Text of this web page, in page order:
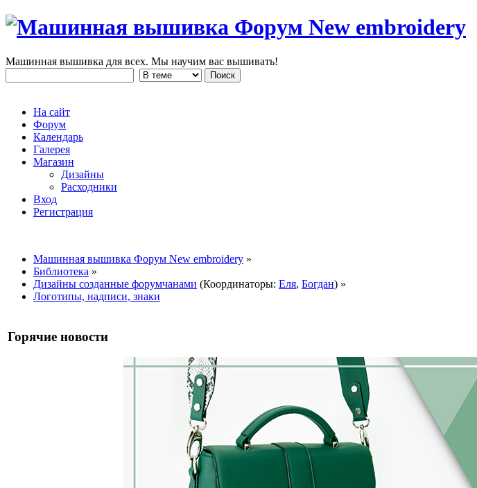
Машинная вышивка для всех. Мы научим вас вышивать!
На сайт
Форум
Календарь
Галерея
Магазин
Дизайны
Расходники
Вход
Регистрация
Машинная вышивка Форум New embroidery »
Библиотека »
Дизайны созданные форумчанами (Координаторы: Еля, Богдан) »
Логотипы, надписи, знаки
Горячие новости